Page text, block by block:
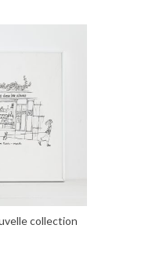
collection